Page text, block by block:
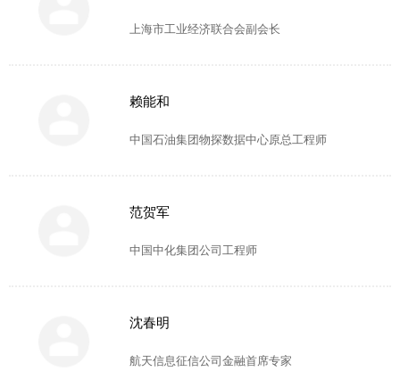
上海市工业经济联合会副会长
赖能和
中国石油集团物探数据中心原总工程师
范贺军
中国中化集团公司工程师
沈春明
航天信息征信公司金融首席专家